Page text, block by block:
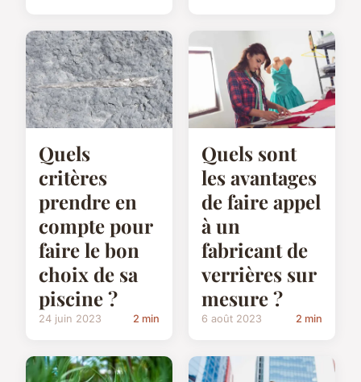
Quels
critères
prendre en
compte pour
faire le bon
choix de sa
piscine ?
24 juin 2023 2 min
Quels sont
les avantages
de faire appel
à un
fabricant de
verrières sur
mesure ?
6 août 2023 2 min